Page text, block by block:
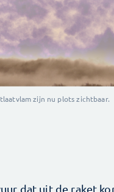
zijn nu plots zichtbaar.
dat uit de raket